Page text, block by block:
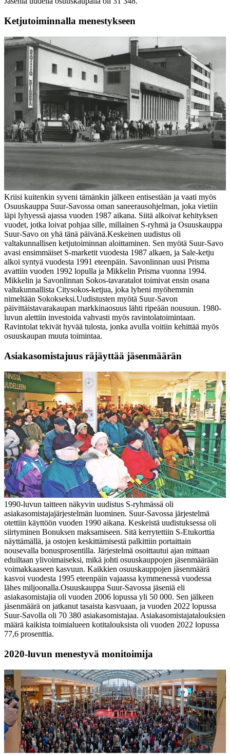
Ketjutoiminnalla menestykseen
Kriisi kuitenkin syveni tämänkin jälkeen entisestään ja vaati myös
Osuuskauppa Suur-Savossa oman saneerausohjelman, joka vietiin
läpi lyhyessä ajassa vuoden 1987 aikana. Siitä alkoivat kehityksen
vuodet, jotka loivat pohjaa sille, millainen S-ryhmä ja Osuuskauppa
Suur-Savo on yhä tänä päivänä.Keskeinen uudistus oli
valtakunnallisen ketjutoiminnan aloittaminen. Sen myötä Suur-Savo
avasi ensimmäiset S-marketit vuodesta 1987 alkaen, ja Sale-ketju
alkoi syntyä vuodesta 1991 eteenpäin. Savonlinnan uusi Prisma
avattiin vuoden 1992 lopulla ja Mikkelin Prisma vuonna 1994.
Mikkelin ja Savonlinnan Sokos-tavaratalot toimivat ensin osana
valtakunnallista Citysokos-ketjua, joka lyheni myöhemmin
nimeltään Sokokseksi.Uudistusten myötä Suur-Savon
päivittäistavarakaupan markkinaosuus lähti ripeään nousuun. 1980-
luvun alettiin investoida vahvasti myös ravintolatoimintaan.
Ravintolat tekivät hyvää tulosta, jonka avulla voitiin kehittää myös
osuuskaupan muuta toimintaa.
Asiakasomistajuus räjäyttää jäsenmäärän
1990-luvun taitteen näkyvin uudistus S-ryhmässä oli
asiakasomistajajärjestelmän luominen. Suur-Savossa järjestelmä
otettiin käyttöön vuoden 1990 aikana. Keskeistä uudistuksessa oli
siirtyminen Bonuksen maksamiseen. Sitä kerrytettiin S-Etukorttia
näyttämällä, ja ostojen keskittämisestä palkittiin portaittain
nousevalla bonusprosentilla. Järjestelmä osoittautui ajan mittaan
eduiltaan ylivoimaiseksi, mikä johti osuuskauppojen jäsenmäärään
voimakkaaseen kasvuun. Kaikkien osuuskauppojen jäsenmäärä
kasvoi vuodesta 1995 eteenpäin vajaassa kymmenessä vuodessa
lähes miljoonalla.Osuuskauppa Suur-Savossa jäseniä eli
asiakasomistajia oli vuoden 2006 lopussa yli 50 000. Sen jälkeen
jäsenmäärä on jatkanut tasaista kasvuaan, ja vuoden 2022 lopussa
Suur-Savolla oli 70 380 asiakasomistajaa. Asiakasomistajatalouksien
määrä kaikista toimialueen kotitalouksista oli vuoden 2022 lopussa
77,6 prosenttia.
2020-luvun menestyvä monitoimija